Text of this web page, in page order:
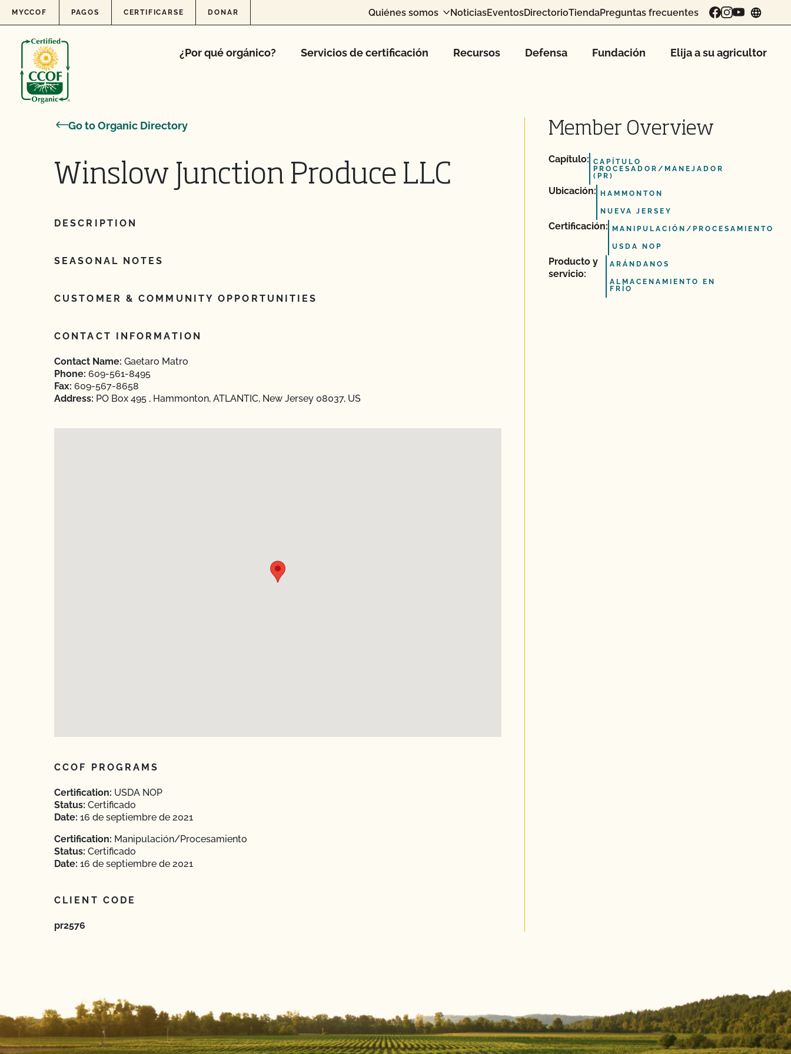
Skip to content
MYCCOF PAGOS CERTIFICARSE DONAR Quiénes somos NoticiasEventosDirectorioTiendaPreguntas frecuentes
¿Por qué orgánico? Servicios de certificación Recursos Defensa Fundación Elija a su agricultor
Go to Organic Directory
Winslow Junction Produce LLC
DESCRIPTION
SEASONAL NOTES
CUSTOMER & COMMUNITY OPPORTUNITIES
CONTACT INFORMATION
Contact Name: Gaetaro Matro
Phone: 609-561-8495
Fax: 609-567-8658
Address: PO Box 495 , Hammonton, ATLANTIC, New Jersey 08037, US
CCOF PROGRAMS
Certification: USDA NOP
Status: Certificado
Date: 16 de septiembre de 2021
Certification: Manipulación/Procesamiento
Status: Certificado
Date: 16 de septiembre de 2021
CLIENT CODE
pr2576
Member Overview
Capítulo: CAPÍTULO
PROCESADOR/MANEJADOR
(PR)
Ubicación: HAMMONTON
NUEVA JERSEY
Certificación: MANIPULACIÓN/PROCESAMIENTO
USDA NOP
Producto y
servicio:
ARÁNDANOS
ALMACENAMIENTO EN
FRÍO